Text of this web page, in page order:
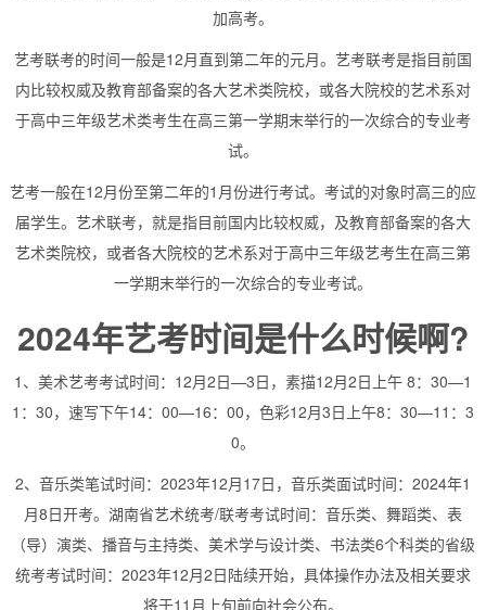
加高考。
艺考联考的时间一般是12月直到第二年的元月。艺考联考是指目前国
内比较权威及教育部备案的各大艺术类院校，或各大院校的艺术系对
于高中三年级艺术类考生在高三第一学期末举行的一次综合的专业考
试。
艺考一般在12月份至第二年的1月份进行考试。考试的对象时高三的应
届学生。艺术联考，就是指目前国内比较权威，及教育部备案的各大
艺术类院校，或者各大院校的艺术系对于高中三年级艺考生在高三第
一学期末举行的一次综合的专业考试。
2024年艺考时间是什么时候啊?
1、美术艺考考试时间：12月2日—3日，素描12月2日上午 8：30—1
1：30，速写下午14：00—16：00，色彩12月3日上午8：30—11：3
0。
2、音乐类笔试时间：2023年12月17日，音乐类面试时间：2024年1
月8日开考。湖南省艺术统考/联考考试时间：音乐类、舞蹈类、表
（导）演类、播音与主持类、美术学与设计类、书法类6个科类的省级
统考考试时间：2023年12月2日陆续开始，具体操作办法及相关要求
将于11月上旬前向社会公布。